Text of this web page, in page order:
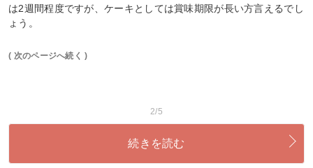
は2週間程度ですが、ケーキとしては賞味期限が長い方言えるでし
ょう。
( 次のページへ続く )
2/5
続きを読む